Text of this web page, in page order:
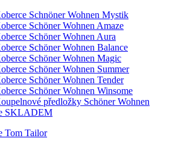
Schnöner Wohnen Mystik
Schöner Wohnen Amaze
Schöner Wohnen Aura
Schöner Wohnen Balance
Schöner Wohnen Magic
Schöner Wohnen Summer
Schöner Wohnen Tender
Schöner Wohnen Winsome
předložky Schöner Wohnen
SKLADEM
Tom Tailor